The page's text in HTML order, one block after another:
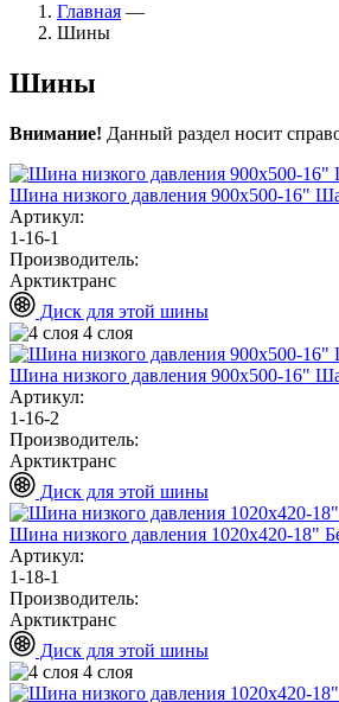
Главная —
Шины
Шины
Внимание! Данный раздел носит
Шина низкого давления 900х500-16"
Артикул:
1-16-1
Производитель:
Арктиктранс
Диск для этой шины
4 слоя
Шина низкого давления 900х500-16"
Артикул:
1-16-2
Производитель:
Арктиктранс
Диск для этой шины
Шина низкого давления 1020х420-18"
Артикул:
1-18-1
Производитель:
Арктиктранс
Диск для этой шины
4 слоя